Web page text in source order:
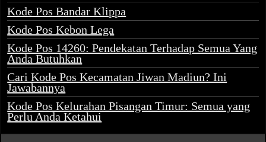
Kode Pos Bandar Klippa
Kode Pos Kebon Lega
Kode Pos 14260: Pendekatan Terhadap Semua Yang
Anda Butuhkan
Cari Kode Pos Kecamatan Jiwan Madiun? Ini
Jawabannya
Kode Pos Kelurahan Pisangan Timur: Semua yang
Perlu Anda Ketahui